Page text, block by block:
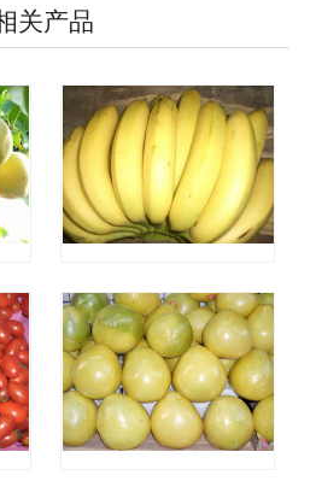
关产品